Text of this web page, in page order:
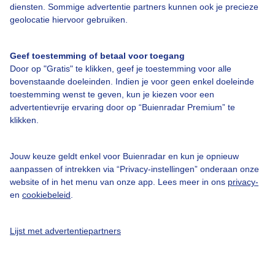
diensten. Sommige advertentie partners kunnen ook je precieze
geolocatie hiervoor gebruiken.
Geef toestemming of betaal voor toegang
Door op "Gratis" te klikken, geef je toestemming voor alle
bovenstaande doeleinden. Indien je voor geen enkel doeleinde
toestemming wenst te geven, kun je kiezen voor een
advertentievrije ervaring door op “Buienradar Premium” te
klikken.
Jouw keuze geldt enkel voor Buienradar en kun je opnieuw
aanpassen of intrekken via “Privacy-instellingen” onderaan onze
website of in het menu van onze app. Lees meer in ons privacy-
en cookiebeleid
Lijst met advertentiepartners
Bedrijfsgegevens
Contact
Toegankelijkheid
Gebruikersvoorwaarden
Privacy beleid
Cookie beleid
Gratis weerdata